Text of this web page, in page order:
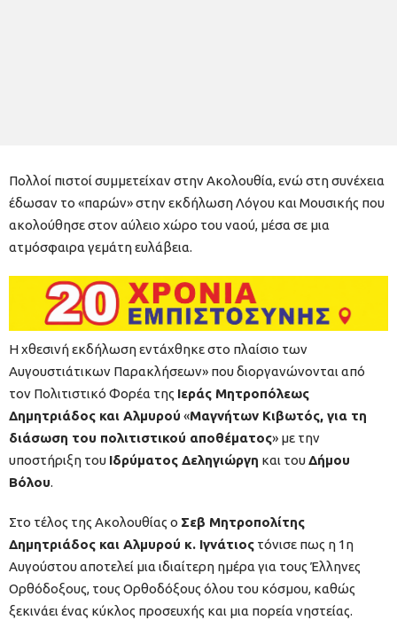
Πολλοί πιστοί συμμετείχαν στην Ακολουθία, ενώ στη συνέχεια
έδωσαν το «παρών» στην εκδήλωση Λόγου και Μουσικής που
ακολούθησε στον αύλειο χώρο του ναού, μέσα σε μια
ατμόσφαιρα γεμάτη ευλάβεια.
Η χθεσινή εκδήλωση εντάχθηκε στο πλαίσιο των
Αυγουστιάτικων Παρακλήσεων» που διοργανώνονται από
τον Πολιτιστικό Φορέα της Ιεράς Μητροπόλεως
Δημητριάδος και Αλμυρού «Μαγνήτων Κιβωτός, για τη
διάσωση του πολιτιστικού αποθέματος» με την
υποστήριξη του Ιδρύματος Δεληγιώργη και τουΔήμου
Βόλου.
Στο τέλος της Ακολουθίας ο Σεβ Μητροπολίτης
Δημητριάδος και Αλμυρού κ. Ιγνάτιος τόνισε πως η 1η
Αυγούστου αποτελεί μια ιδιαίτερη ημέρα για τους Έλληνες
Ορθόδοξους, τους Ορθοδόξους όλου του κόσμου, καθώς
ξεκινάει ένας κύκλος προσευχής και μια πορεία νηστείας.